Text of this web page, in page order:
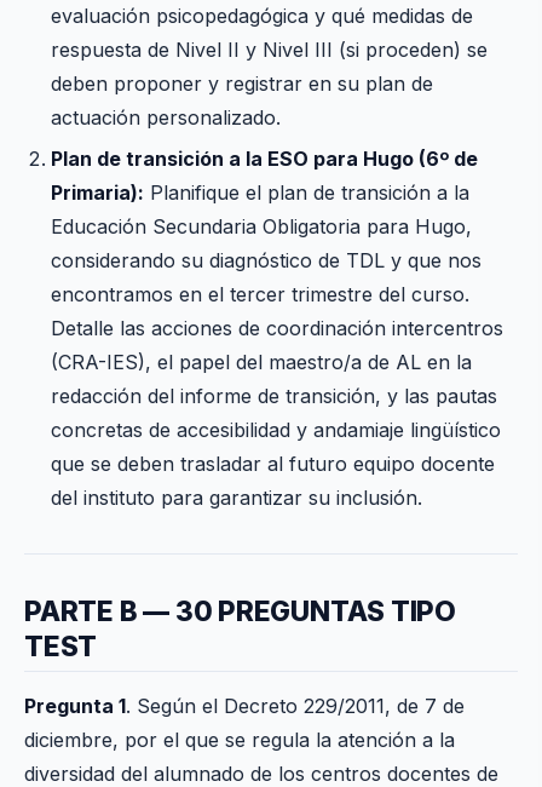
evaluación psicopedagógica y qué medidas de
respuesta de Nivel II y Nivel III (si proceden) se
deben proponer y registrar en su plan de
actuación personalizado.
Plan de transición a la ESO para Hugo (6º de
Primaria): Planifique el plan de transición a la
Educación Secundaria Obligatoria para Hugo,
considerando su diagnóstico de TDL y que nos
encontramos en el tercer trimestre del curso.
Detalle las acciones de coordinación intercentros
(CRA-IES), el papel del maestro/a de AL en la
redacción del informe de transición, y las pautas
concretas de accesibilidad y andamiaje lingüístico
que se deben trasladar al futuro equipo docente
del instituto para garantizar su inclusión.
PARTE B — 30 PREGUNTAS TIPO
TEST
Pregunta 1. Según el Decreto 229/2011, de 7 de
diciembre, por el que se regula la atención a la
diversidad del alumnado de los centros docentes de